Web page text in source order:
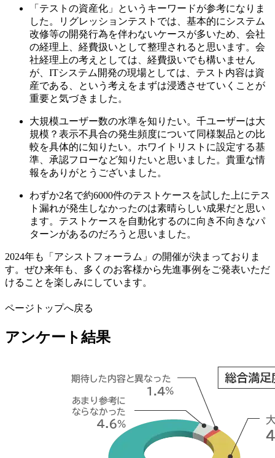
「テストの資産化」というキーワードが参考になりま
した。リグレッションテストでは、基本的にシステム
改修等の開発行為を伴わないケースが多いため、会社
の経理上、経費扱いとして整理されると思います。会
社経理上の考えとしては、経費扱いでも構いません
が、ITシステム開発の現場としては、テスト内容は資
産である、という考えをまずは浸透させていくことが
重要と気づきました。
大規模ユーザー数の水準を知りたい。千ユーザーは大
規模？表示不具合の発生頻度について同様製品との比
較を具体的に知りたい。ホワイトリストに設定する基
準、承認フローなど知りたいと思いました。貴重な情
報をありがとうございました。
わずか2名で約6000件のテストケースを試した上にテス
ト漏れが発生しなかったのは素晴らしい成果だと思い
ます。テストケースを自動化するのに向き不向きなパ
ターンがあるのだろうと思いました。
2024年も「アシストフォーラム」の開催が決まっておりま
す。ぜひ来年も、多くのお客様から先進事例をご発表いただ
けることを楽しみにしています。
ページトップへ戻る
アンケート結果